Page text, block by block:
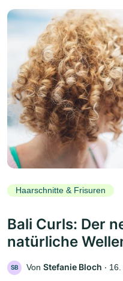
Haarschnitte & Frisuren
Bali Curls: Der
natürliche
SB Von Stefanie Bloch ‧